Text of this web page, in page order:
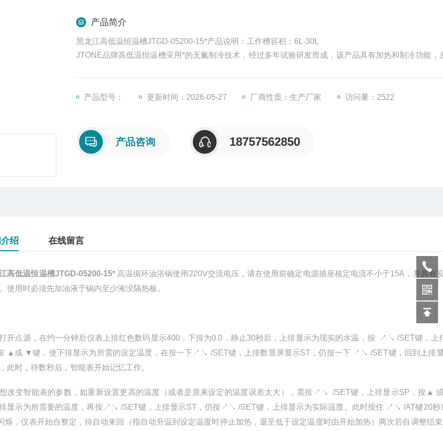
产品简介
黑龙江高低温恒温槽JTGD-05200-15*产品说明：工作槽容积：6L-30L
JTONE品牌高低温恒温槽采用*的无氟制冷技术，经过多年试验研发而成，该产品具有加热和制冷功能，
产品型号：
更新时间：2026-05-27 厂商性质：生产厂家 访问量：2522
产品咨询 18757562850
绍 在线留言
高低温恒温槽JTGD-05200-15*高温循环油浴锅使用220V交流电压，请在使用前确定电源插座核定电流不小于15A，并具有
使用时必须先加油液于锅内至少淹没隔热板。
开点源，在约一分钟后仪表上排红色数码显示400，下排为0.0，静止30秒后，上排显示为现实的水温，按 ↗↘ /SET键，上
▲或 ▼键，使下排显示为所需的设定温度，在按一下↗↘ /SET键，上排数显屏显示ST，仍按一下 ↗↘ /SET键，回到上排
此时，待数秒后，智能表开始记忆工作。
改变智能表的参数，如重新设置更高的温度（或者是原来设定的温度误差太大），需按↗↘ /SET键，上排显示SP，按▲
显示为所需要的温度，再按↗↘ /SET键，上排显示ST，仍按↗↘ /SET键，上排显示为实际温度。此时按住 ↗↘ /AT键20秒
烁，仪表开始自整定，待自动来回（指自动升温到设定温度时停止加热，退至低于设定温度时由开始加热）两次后自调整结